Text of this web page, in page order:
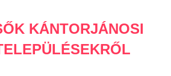
KÁNTORJÁNOSI